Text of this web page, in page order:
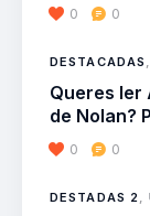
0 0
DESTACADAS
Queres ler
de Nolan?
0 0
DESTADAS 2,